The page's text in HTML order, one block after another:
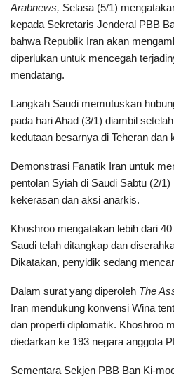
Arabnews, Selasa (5/1)
kepada Sekretaris Jenderal PBB
bahwa Republik Iran akan
diperlukan untuk mencegah
mendatang.
Langkah Saudi memutuskan
pada hari Ahad (3/1) diambil
kedutaan besarnya di Teheran
Demonstrasi Fanatik Iran untuk
pentolan Syiah di Saudi Sabtu (2/
kekerasan dan aksi anarkis.
Khoshroo mengatakan lebih dari
Saudi telah ditangkap dan
Dikatakan, penyidik ​​sedang
Dalam surat yang diperoleh The
Iran mendukung konvensi Wina
dan properti diplomatik. Khoshroo
diedarkan ke 193 negara anggota
Sementara Sekjen PBB Ban Ki-